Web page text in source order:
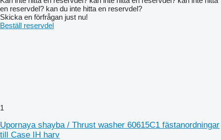
en reservdel? kan du inte hitta en reservdel?
Skicka en förfrågan just nu!
Beställ reservdel
1
Upornaya shayba / Thrust washer 60615C1 fästanordningar
till Case IH harv